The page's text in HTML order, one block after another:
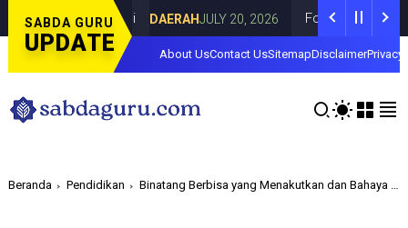
SABDA GURU
UPDATE
Curahdami DAERAH JULY 20, 2026 Fokus pada Tantangan
About UsContact UsSitemapDisclaimerPrivacy
Beranda Pendidikan Binatang Berbisa yang Menakutkan dan Bahaya di Indonesia